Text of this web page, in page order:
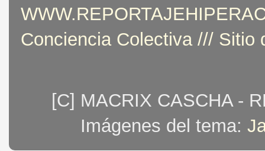
Conciencia Colectiva /// Sitio
[C] MACRIX CASCHA -
Imágenes del tema: